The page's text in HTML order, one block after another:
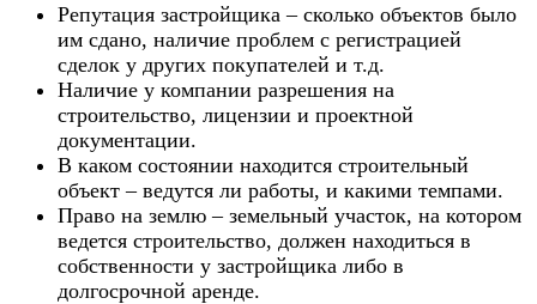
Репутация застройщика – сколько объектов было
им сдано, наличие проблем с регистрацией
сделок у других покупателей и т.д.
Наличие у компании разрешения на
строительство, лицензии и проектной
документации.
В каком состоянии находится строительный
объект – ведутся ли работы, и какими темпами.
Право на землю – земельный участок, на котором
ведется строительство, должен находиться в
собственности у застройщика либо в
долгосрочной аренде.